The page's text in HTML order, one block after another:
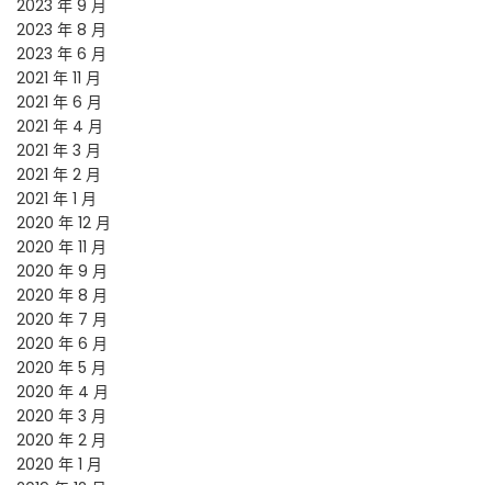
2023 年 9 月
2023 年 8 月
2023 年 6 月
2021 年 11 月
2021 年 6 月
2021 年 4 月
2021 年 3 月
2021 年 2 月
2021 年 1 月
2020 年 12 月
2020 年 11 月
2020 年 9 月
2020 年 8 月
2020 年 7 月
2020 年 6 月
2020 年 5 月
2020 年 4 月
2020 年 3 月
2020 年 2 月
2020 年 1 月